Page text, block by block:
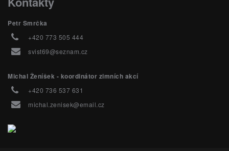
Petr Smrčka
+420 773 505 444
svist69@seznam.cz
Michal Ženíšek - koordinátor zimních akcí
+420 736 537 631
michal.zenisek@email.cz